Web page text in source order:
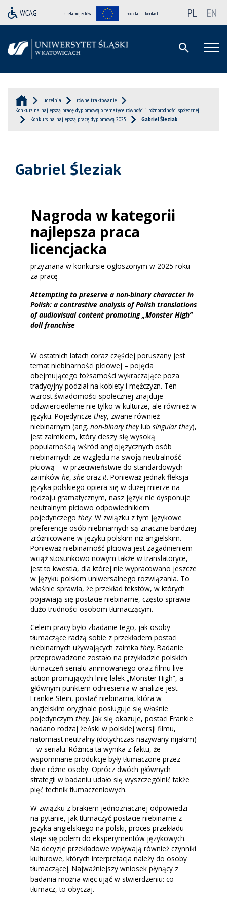
strefa projektów poczta kontakt PL EN
uczelnia
równe traktowanie
Konkurs na najlepszą pracę dyplomową o tematyce równości i różnorodności społecznej
Konkurs na najlepszą pracę dyplomową 2025
Gabriel Śleziak
Gabriel Śleziak
Nagroda w kategorii
najlepsza praca
licencjacka
przyznana w konkursie ogłoszonym w 2025 roku
za pracę
Attempting to preserve a non-binary character in
Polish: a contrastive analysis of Polish translations
of audiovisual content promoting „Monster High”
doll franchise
W ostatnich latach coraz częściej poruszany jest
temat niebinarności płciowej – pojęcia
obejmującego tożsamości wykraczające poza
tradycyjny podział na kobiety i mężczyzn. Ten
wzrost świadomości społecznej znajduje
odzwierciedlenie nie tylko w kulturze, ale również w
języku. Pojedyncze they, zwane również
niebinarnym (ang. non-binary theylub singular they),
jest zaimkiem, który cieszy się wysoką
popularnością wśród anglojęzycznych osób
niebinarnych ze względu na swoją neutralność
płciową – w przeciwieństwie do standardowych
zaimków he, she oraz it. Ponieważ jednak fleksja
języka polskiego opiera się w dużej mierze na
rodzaju gramatycznym, nasz język nie dysponuje
neutralnym płciowo odpowiednikiem
pojedynczego they. W związku z tym językowe
preferencje osób niebinarnych są znacznie bardziej
zróżnicowane w języku polskim niż angielskim.
Ponieważ niebinarność płciowa jest zagadnieniem
wciąż stosunkowo nowym także w translatoryce,
jest to kwestia, dla której nie wypracowano jeszcze
w języku polskim uniwersalnego rozwiązania. To
właśnie sprawia, że przekład tekstów, w których
pojawiają się postacie niebinarne, często sprawia
dużo trudności osobom tłumaczącym.
Celem pracy było zbadanie tego, jak osoby
tłumaczące radzą sobie z przekładem postaci
niebinarnych używających zaimka they. Badanie
przeprowadzone zostało na przykładzie polskich
tłumaczeń serialu animowanego oraz filmu live-
action promujących linię lalek „Monster High”, a
głównym punktem odniesienia w analizie jest
Frankie Stein, postać niebinarna, która w
angielskim oryginale posługuje się właśnie
pojedynczym they. Jak się okazuje, postaci Frankie
nadano rodzaj żeński w polskiej wersji filmu,
natomiast neutralny (dotychczas nazywany nijakim)
– w serialu. Różnica ta wynika z faktu, że
wspomniane produkcje były tłumaczone przez
dwie różne osoby. Oprócz dwóch głównych
strategii w badaniu udało się wyszczególnić także
pięć technik tłumaczeniowych.
W związku z brakiem jednoznacznej odpowiedzi
na pytanie, jak tłumaczyć postacie niebinarne z
języka angielskiego na polski, proces przekładu
staje się polem do eksperymentów językowych.
Na decyzje przekładowe wpływają również czynniki
kulturowe, których interpretacja należy do osoby
tłumaczącej. Najważniejszy wniosek płynący z
badania można więc ująć w stwierdzeniu: co
tłumacz, to obyczaj.